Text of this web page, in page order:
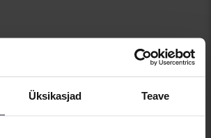
Üksikasjad Teave
Automargid
Hyundai